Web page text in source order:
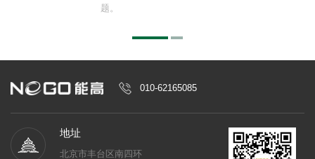
题。
010-62165085
地址
北京市丰台区南四环